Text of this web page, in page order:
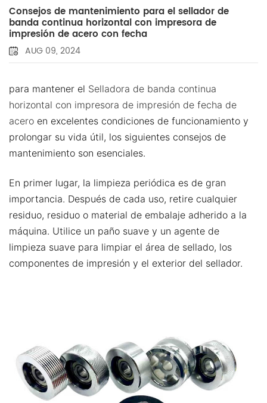
Consejos de mantenimiento para el sellador de
banda continua horizontal con impresora de
impresión de acero con fecha
AUG 09, 2024
para mantener el Selladora de banda continua
horizontal con impresora de impresión de fecha de
acero en excelentes condiciones de funcionamiento y
prolongar su vida útil, los siguientes consejos de
mantenimiento son esenciales.
En primer lugar, la limpieza periódica es de gran
importancia. Después de cada uso, retire cualquier
residuo, residuo o material de embalaje adherido a la
máquina. Utilice un paño suave y un agente de
limpieza suave para limpiar el área de sellado, los
componentes de impresión y el exterior del sellador.